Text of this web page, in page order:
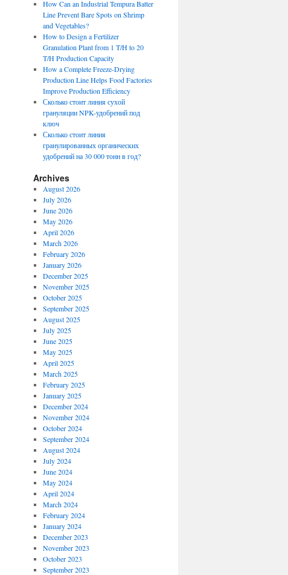
Руководство
оборудования
грануляции
оптимальную
технологию
производства
комплексных
How Can an Industrial Tempura Batter
Line Prevent Bare Spots on Shrimp
and Vegetables?
How to Design a Fertilizer
Granulation Plant from 1 T/H to 20
T/H Production Capacity
How a Complete Freeze-Drying
Production Line Helps Food Factories
Improve Production Efficiency
Сколько стоит линия сухой
грануляции NPK-удобрений под
ключ
Сколько стоит линия
гранулированных органических
удобрений на 30 000 тонн в год?
Archives
August 2026
July 2026
June 2026
May 2026
April 2026
March 2026
February 2026
January 2026
December 2025
November 2025
October 2025
September 2025
August 2025
July 2025
June 2025
May 2025
April 2025
March 2025
February 2025
January 2025
December 2024
November 2024
October 2024
September 2024
August 2024
July 2024
June 2024
May 2024
April 2024
March 2024
February 2024
January 2024
December 2023
November 2023
October 2023
September 2023